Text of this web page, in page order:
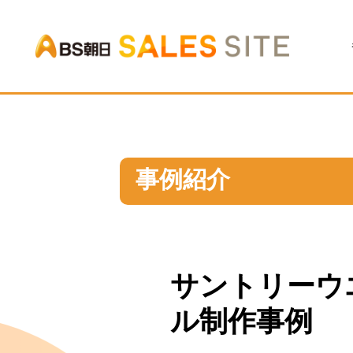
事例紹介
サントリー
ル制作事例